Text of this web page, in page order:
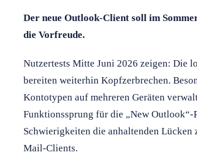
Der neue Outlook-Client soll im
die Vorfreude.
Nutzertests Mitte Juni 2026 zeigen: Die
bereiten weiterhin Kopfzerbrechen.
Kontotypen auf mehreren Geräten
Funktionssprung für die „New
Schwierigkeiten die anhaltenden Lücken
Mail-Clients.